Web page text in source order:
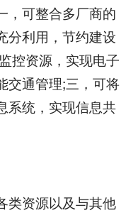
，可整合多厂商的
分利用，节约建设
控资源，实现电子
交通管理;三，可将
系统，实现信息共
资源以及与其他